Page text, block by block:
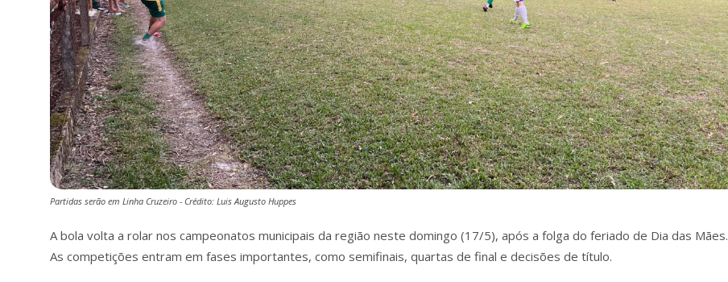
Partidas serão em Linha Cruzeiro - Crédito: Luis Augusto Huppes
A bola volta a rolar nos campeonatos municipais da região neste domingo (17/5), após a folga do feriado de Dia das Mães.
As competições entram em fases importantes, como semifinais, quartas de final e decisões de título.